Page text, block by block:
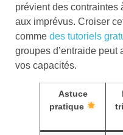
prévient des contraintes
aux imprévus. Croiser
comme des tutoriels
groupes d’entraide peut
vos capacités.
Astuce
pratique